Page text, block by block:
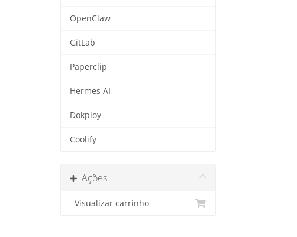
OpenClaw
GitLab
Paperclip
Hermes AI
Dokploy
Coolify
Ações
Visualizar carrinho